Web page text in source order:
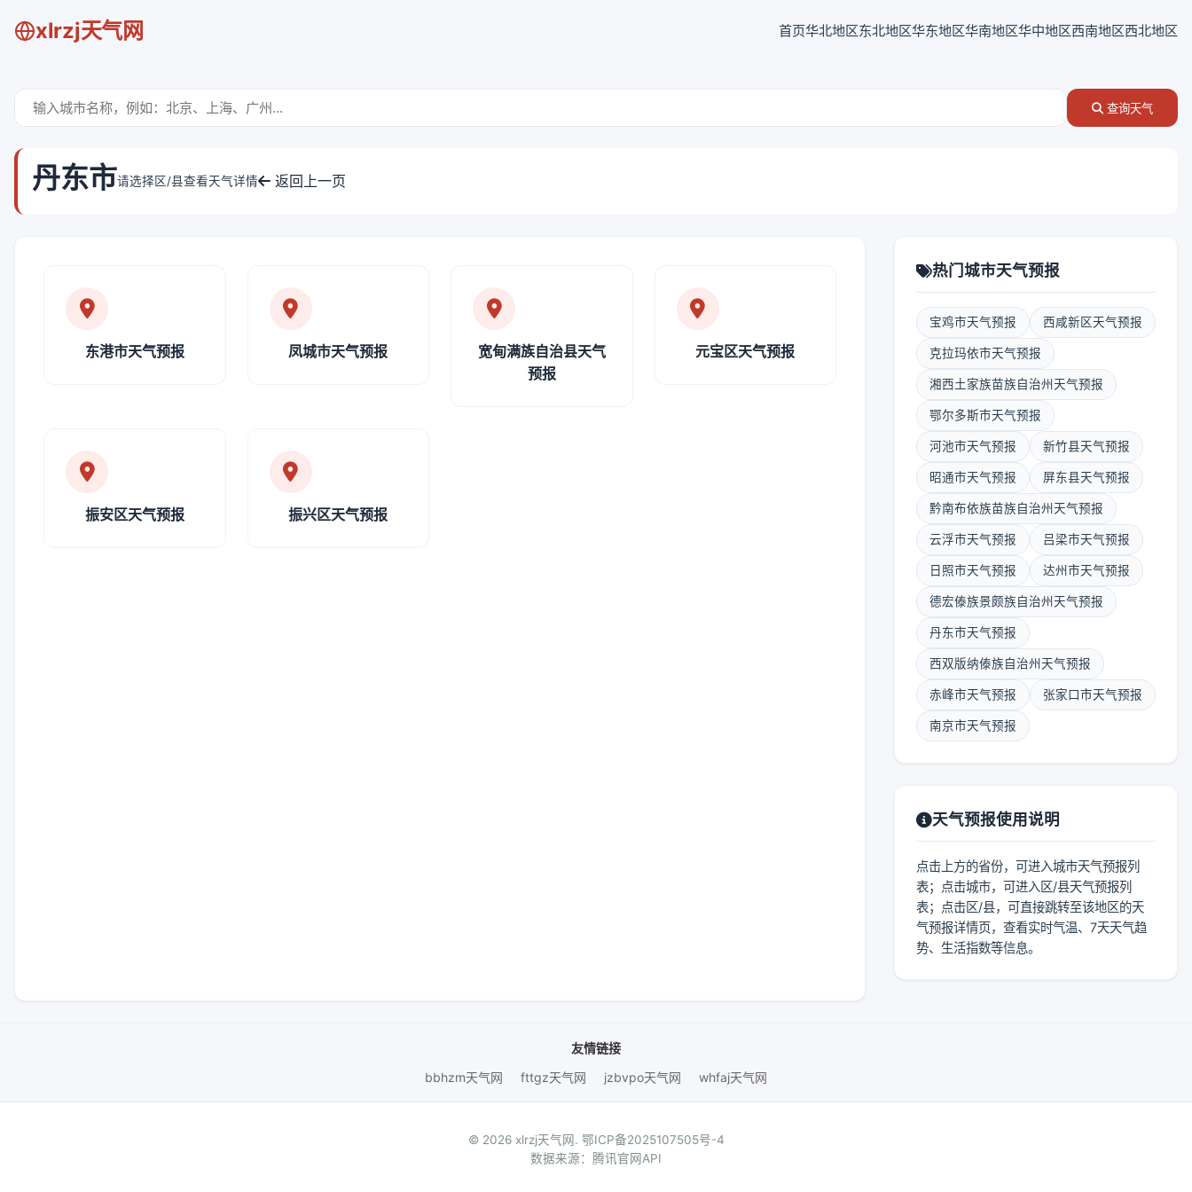
xlrzj天气网 首页华北地区东北地区华东地区华南地区华中地区西南地区西北地区
查询天气
丹东市请选择区/县查看天气详情 返回上一页
东港市天气预报 凤城市天气预报
宽甸满族自治县天气
预报
元宝区天气预报
振安区天气预报 振兴区天气预报
热门城市天气预报
宝鸡市天气预报 西咸新区天气预报
克拉玛依市天气预报
湘西土家族苗族自治州天气预报
鄂尔多斯市天气预报
河池市天气预报 新竹县天气预报
昭通市天气预报 屏东县天气预报
黔南布依族苗族自治州天气预报
云浮市天气预报 吕梁市天气预报
日照市天气预报 达州市天气预报
德宏傣族景颇族自治州天气预报
丹东市天气预报
西双版纳傣族自治州天气预报
赤峰市天气预报 张家口市天气预报
南京市天气预报
天气预报使用说明
点击上方的省份，可进入城市天气预报列
表；点击城市，可进入区/县天气预报列
表；点击区/县，可直接跳转至该地区的天
气预报详情页，查看实时气温、7天天气趋
势、生活指数等信息。
友情链接
bbhzm天气网
fttgz天气网 jzbvpo天气网 whfaj天气网
© 2026 xlrzj天气网. 鄂ICP备2025107505号-4
数据来源：腾讯官网API